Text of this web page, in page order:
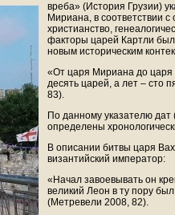
вреба» (История Грузии)
Мириана, в соответствии
христианство,
факторы царей Картли
новым историческим
«От царя Мириана до царя
десять царей, а лет – сто
83).
По данному указателю дат
определены
В описании битвы царя
византийский император:
«Начал завоевывать он
великий Леон в ту пору
(Метревели 2008, 82).